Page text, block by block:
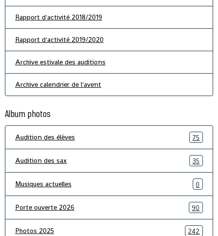
Rapport d'activité 2018/2019
Rapport d'activité 2019/2020
Archive estivale des auditions
Archive calendrier de l'avent
Album photos
Audition des élèves 75
Audition des sax 35
Musiques actuelles 0
Porte ouverte 2026 90
Photos 2025 242